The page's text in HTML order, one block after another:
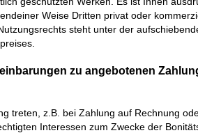
Weise Dritten privat oder
steht unter der
zu angebotenen
treten, z.B. bei Zahlung auf Rechnung
Interessen zum Zwecke der